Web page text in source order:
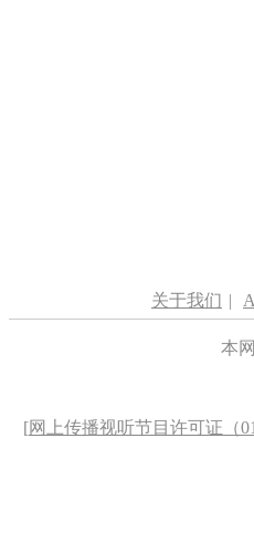
关于我们 |
本
[网上传播视听节目许可证（